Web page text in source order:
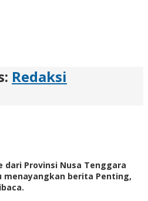
Redaksi
dari Provinsi Nusa Tenggara
menayangkan berita Penting,